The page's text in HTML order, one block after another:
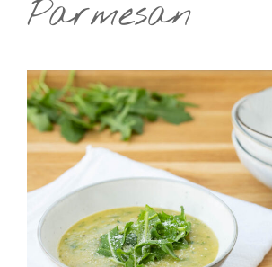
Parmesan